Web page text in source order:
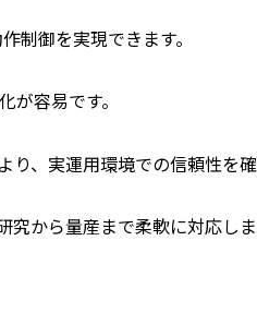
制御を実現できます。
容易です。
、実運用環境での信頼性を確
から量産まで柔軟に対応しま